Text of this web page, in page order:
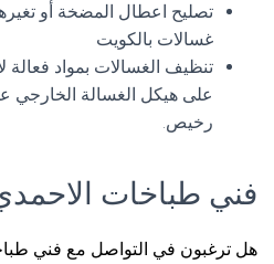
تصليح اعطال المضخة أو
غسالات بالكويت
تنظيف الغسالات بمواد فعالة
على هيكل الغسالة
رخيص.
فني طباخات
هل ترغبون في التواصل مع فني